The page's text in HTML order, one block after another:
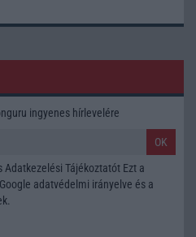
ingyenes hírlevelére
OK
Adatkezelési Tájékoztatót Ezt a
adatvédelmi irányelve és a